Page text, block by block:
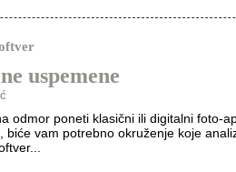
uspemene
odmor poneti klasični ili digitalni foto-
biće vam potrebno okruženje koje